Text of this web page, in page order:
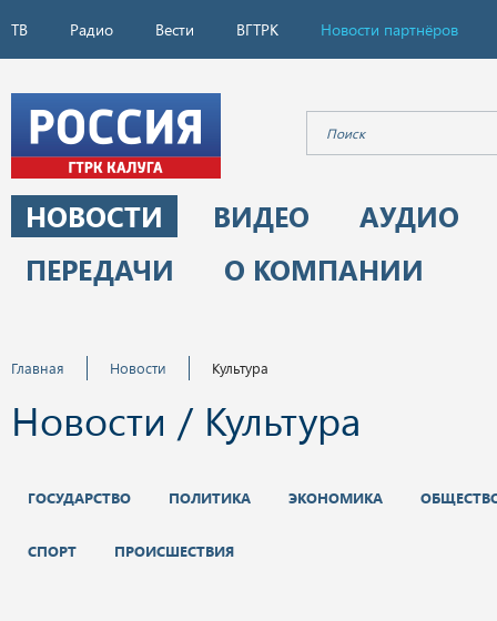
ТВ Радио Вести ВГТРК Новости партнёров
НОВОСТИ ВИДЕО
АУДИО
ПЕРЕДАЧИ
О КОМПАНИИ
Главная Новости Культура
Новости / Культура
ГОСУДАРСТВО ПОЛИТИКА ЭКОНОМИКА
СПОРТ ПРОИСШЕСТВИЯ